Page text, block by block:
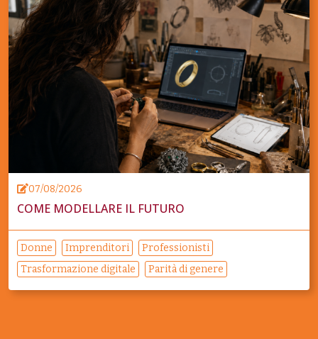
07/08/2026
COME MODELLARE IL FUTURO
Donne Imprenditori
Professionisti
Trasformazione digitale
Parità di genere